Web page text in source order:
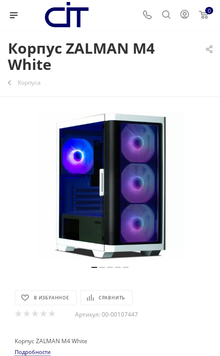
0
Корпус ZALMAN M4
White
Корпуса
В ИЗБРАННОЕ СРАВНИТЬ
Артикул: 00-00107447
Корпус ZALMAN M4 White
Подробности